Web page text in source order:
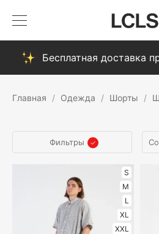
Бесплатная доставка
Главная Одежда Шорты
Фильтры
S
M
L
XL
XXL